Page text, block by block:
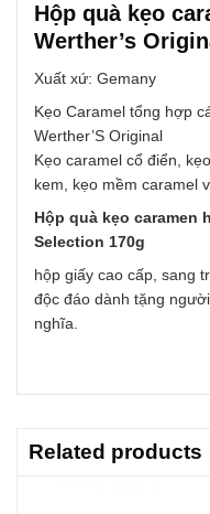
Hộp quà kẹo
Werther’s
Xuất xứ: Gemany
Kẹo Caramel tổng hợp
Werther’S Original
Kẹo caramel cổ điển,
kem, kẹo mềm caramel
Hộp quà kẹo caramen
Selection 170g
hộp giấy cao cấp, sang
độc đáo dành tặng
nghĩa.
Related products